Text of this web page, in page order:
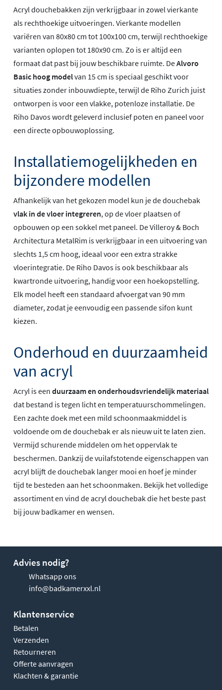
Acryl douchebakken zijn verkrijgbaar in zowel vierkante
als rechthoekige uitvoeringen. Vierkante modellen
variëren van 80x80 cm tot 100x100 cm, terwijl rechthoekige
varianten oplopen tot 180x90 cm. Zo is er altijd een
formaat dat past bij jouw beschikbare ruimte. DeAlvoro
Basic hoog modelvan 15 cm is speciaal geschikt voor
situaties zonder inbouwdiepte, terwijl de Riho Zurich juist
ontworpen is voor een vlakke, potenloze installatie. De
Riho Davos wordt geleverd inclusief poten en paneel voor
een directe opbouwoplossing.
Installatiemogelijkheden en
bijzondere modellen
Afhankelijk van het gekozen model kun je de douchebak
vlak in de vloer integreren, op de vloer plaatsen of
opbouwen op een sokkel met paneel. De Villeroy & Boch
Architectura MetalRim is verkrijgbaar in een uitvoering van
slechts 1,5 cm hoog, ideaal voor een extra strakke
vloerintegratie. De Riho Davos is ook beschikbaar als
kwartronde uitvoering, handig voor een hoekopstelling.
Elk model heeft een standaard afvoergat van 90 mm
diameter, zodat je eenvoudig een passende sifon kunt
kiezen.
Onderhoud en duurzaamheid
van acryl
Acryl is een duurzaam en onderhoudsvriendelijk materiaal
dat bestand is tegen licht en temperatuurschommelingen.
Een zachte doek met een mild schoonmaakmiddel is
voldoende om de douchebak er als nieuw uit te laten zien.
Vermijd schurende middelen om het oppervlak te
beschermen. Dankzij de vuilafstotende eigenschappen van
acryl blijft de douchebak langer mooi en hoef je minder
tijd te besteden aan het schoonmaken. Bekijk het volledige
assortiment en vind de acryl douchebak die het beste past
bij jouw badkamer en wensen.
Advies nodig?
Whatsapp ons
info@badkamerxxl.nl
Klantenservice
Betalen
Verzenden
Retourneren
Offerte aanvragen
Klachten & garantie